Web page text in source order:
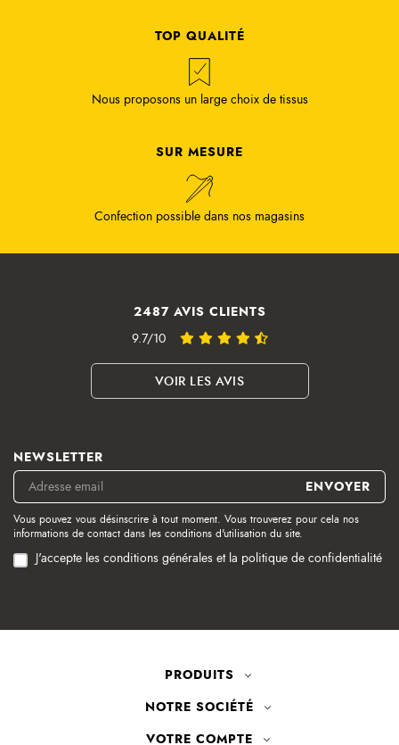
TOP QUALITÉ
Nous proposons un large choix de tissus
SUR MESURE
Confection possible dans nos magasins
2487 AVIS CLIENTS
9.7/10
VOIR LES AVIS
NEWSLETTER
Vous pouvez vous désinscrire à tout moment. Vous trouverez pour cela nos
informations de contact dans les conditions d'utilisation du site.
J'accepte les conditions générales et la politique de confidentialité
PRODUITS
NOTRE SOCIÉTÉ
VOTRE COMPTE